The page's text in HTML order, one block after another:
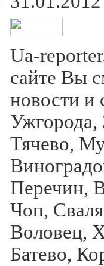
Ua-
сайте Вы
новости и
Ужгорода,
Тячево,
Перечин,
Чоп,
Воловец,
Батево,